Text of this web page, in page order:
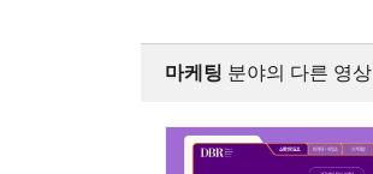
마케팅 분야의 다른 영상